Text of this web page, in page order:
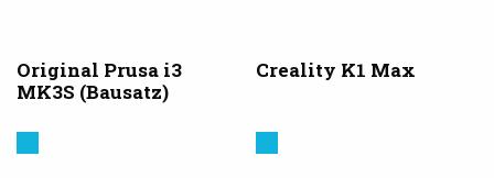
Original Prusa i3
MK3S (Bausatz)
Creality K1 Max